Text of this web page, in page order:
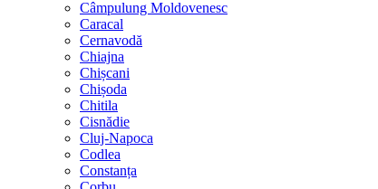
Câmpulung Moldovenesc
Caracal
Cernavodă
Chiajna
Chișcani
Chișoda
Chitila
Cisnădie
Cluj-Napoca
Codlea
Constanța